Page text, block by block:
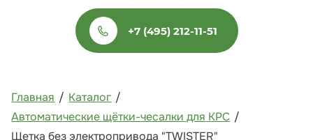
+7 (495) 212-11-51
Главная / Каталог /
Автоматические щётки-чесалки для КРС /
Щетка без электропривода "TWISTER"